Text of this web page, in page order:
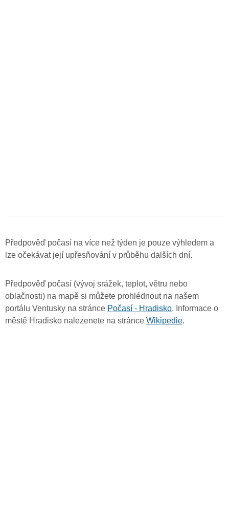
Předpověď počasí na více než týden je pouze výhledem a
lze očekávat její upřesňování v průběhu dalších dní.
Předpověď počasí (vývoj srážek, teplot, větru nebo
oblačnosti) na mapě si můžete prohlédnout na našem
portálu Ventusky na stránce Počasí - Hradisko. Informace o
městě Hradisko nalezenete na stránce Wikipedie.